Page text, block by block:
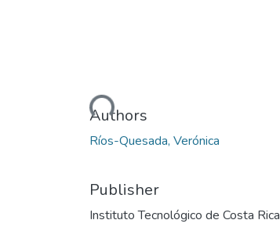
Loading...
Authors
Ríos-Quesada, Verónica
Publisher
Instituto Tecnológico de Costa Rica